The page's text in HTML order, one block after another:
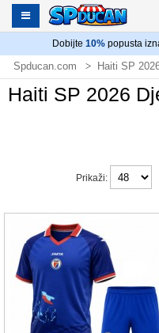
Dobijte 10% popusta
Spducan.com Haiti SP
Haiti SP 2026
Prikaži: